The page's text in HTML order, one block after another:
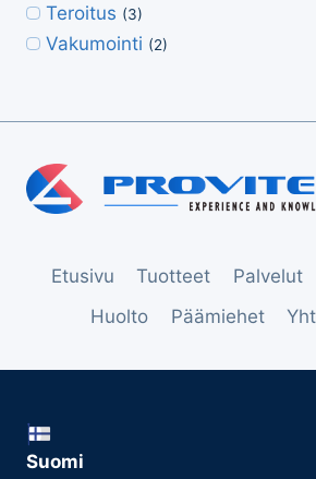
Teroitus (3)
Vakumointi (2)
Etusivu Tuotteet Palvelut
Huolto
Päämiehet
Suomi